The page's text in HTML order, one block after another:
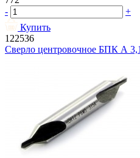
-
+
Купить
122536
Сверло центровочное БПК А